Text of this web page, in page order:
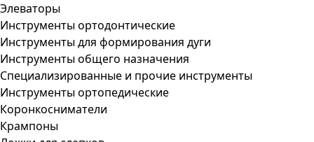
Элеваторы
Инструменты ортодонтические
Инструменты для формирования дуги
Инструменты общего назначения
Специализированные и прочие инструменты
Инструменты ортопедические
Коронкосниматели
Крампоны